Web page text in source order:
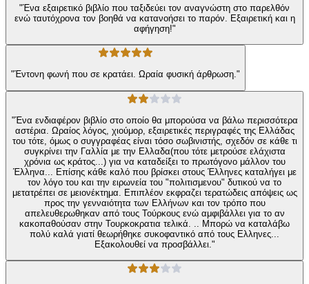
"Ένα εξαιρετικό βιβλίο που ταξιδεύει τον αναγνώστη στο παρελθόν
ενώ ταυτόχρονα τον βοηθά να κατανοήσει το παρόν. Εξαιρετική και η
αφήγηση!"
"Έντονη φωνή που σε κρατάει. Ωραία φυσική άρθρωση."
"Ένα ενδιαφέρον βιβλίο στο οποίο θα μπορούσα να βάλω περισσότερα
αστέρια. Ωραίος λόγος, χιούμορ, εξαιρετικές περιγραφές της Ελλάδας
του τότε, όμως ο συγγραφέας είναι τόσο σωβινιστής, σχεδόν σε κάθε τι
συγκρίνει την Γαλλία με την Ελλαδα(που τότε μετρούσε ελάχιστα
χρόνια ως κράτος...) για να καταδείξει το πρωτόγονο μάλλον του
Έλληνα... Επίσης κάθε καλό που βρίσκει στους Έλληνες καταλήγει με
τον λόγο του και την ειρωνεία του "πολιτισμενου" δυτικού να το
μετατρέπει σε μειονέκτημα. Επιπλέον εκφραζει τερατώδεις απόψεις ως
προς την γενναιότητα των Ελλήνων και τον τρόπο που
απελευθερωθηκαν από τους Τούρκους ενώ αμφιβάλλει για το αν
κακοπαθούσαν στην Τουρκοκρατια τελικά. .. Μπορώ να καταλάβω
πολύ καλά γιατί θεωρήθηκε συκοφαντικό από τους Ελληνες...
Εξακολουθεί να προσβάλλει."